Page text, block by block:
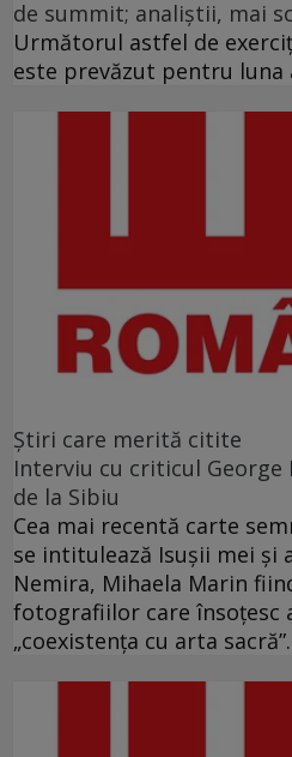
de summit; analiştii, mai
Următorul astfel de
este prevăzut pentru luna
Ştiri care merită citite
Interviu cu criticul George
de la Sibiu
Cea mai recentă carte
se intitulează Isuşii mei şi
Nemira, Mihaela Marin
fotografiilor care însoţesc
„coexistenţa cu arta sacră”.